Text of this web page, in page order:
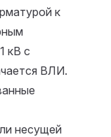
к
кВ с
ВЛИ.
несущей